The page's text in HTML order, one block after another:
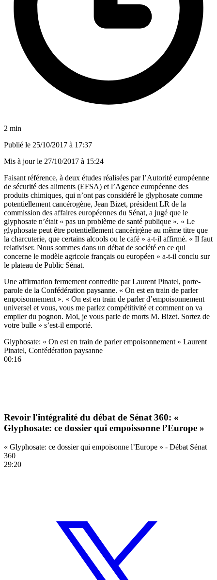
2 min
Publié le 25/10/2017 à 17:37
Mis à jour le 27/10/2017 à 15:24
Faisant référence, à deux études réalisées par l’Autorité européenne
de sécurité des aliments (EFSA) et l’Agence européenne des
produits chimiques, qui n’ont pas considéré le glyphosate comme
potentiellement cancérogène, Jean Bizet, président LR de la
commission des affaires européennes du Sénat, a jugé que le
glyphosate n’était « pas un problème de santé publique ». « Le
glyphosate peut être potentiellement cancérigène au même titre que
la charcuterie, que certains alcools ou le café » a-t-il affirmé. « Il faut
relativiser. Nous sommes dans un débat de société en ce qui
concerne le modèle agricole français ou européen » a-t-il conclu sur
le plateau de Public Sénat.
Une affirmation fermement contredite par Laurent Pinatel, porte-
parole de la Confédération paysanne. « On est en train de parler
empoisonnement ». « On est en train de parler d’empoisonnement
universel et vous, vous me parlez compétitivité et comment on va
empiler du pognon. Moi, je vous parle de morts M. Bizet. Sortez de
votre bulle » s’est-il emporté.
Glyphosate: « On est en train de parler empoisonnement » Laurent
Pinatel, Confédération paysanne
00:16
Revoir l'intégralité du débat de Sénat 360: «
Glyphosate: ce dossier qui empoissonne l’Europe »
« Glyphosate: ce dossier qui empoisonne l’Europe » - Débat Sénat
360
29:20